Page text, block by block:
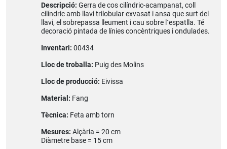
Descripció: Gerra de cos cilíndric-acampanat, coll
cilíndric amb llavi trilobular exvasat i ansa que surt del
llavi, el sobrepassa lleument i cau sobre l´espatlla. Té
decoració pintada de línies concèntriques i ondulades.
Inventari: 00434
Lloc de troballa: Puig des Molins
Lloc de producció: Eivissa
Material: Fang
Tècnica: Feta amb torn
Mesures: Alçària = 20 cm
Diàmetre base = 15 cm